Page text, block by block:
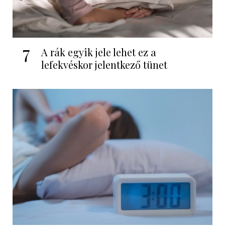
7
A rák egyik jele lehet ez a
lefekvéskor jelentkező tünet